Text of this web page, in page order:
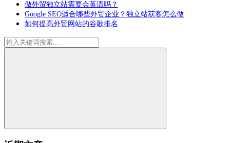
做外贸独立站需要会英语吗？
Google SEO适合哪些外贸企业？独立站获客怎么做
如何提高外贸网站的谷歌排名